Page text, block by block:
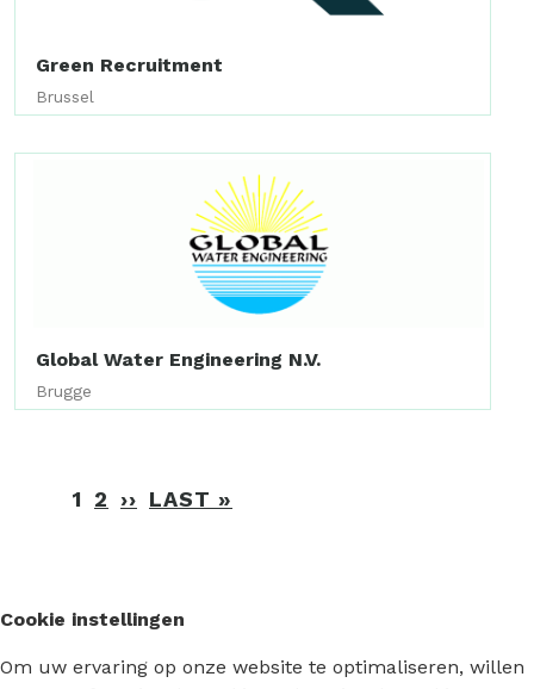
Green Recruitment
Brussel
Global Water Engineering N.V.
Brugge
Paginering
1 2 ›› VOLGENDE
LAST »
Cookie instellingen
Om uw ervaring op onze website te optimaliseren, willen